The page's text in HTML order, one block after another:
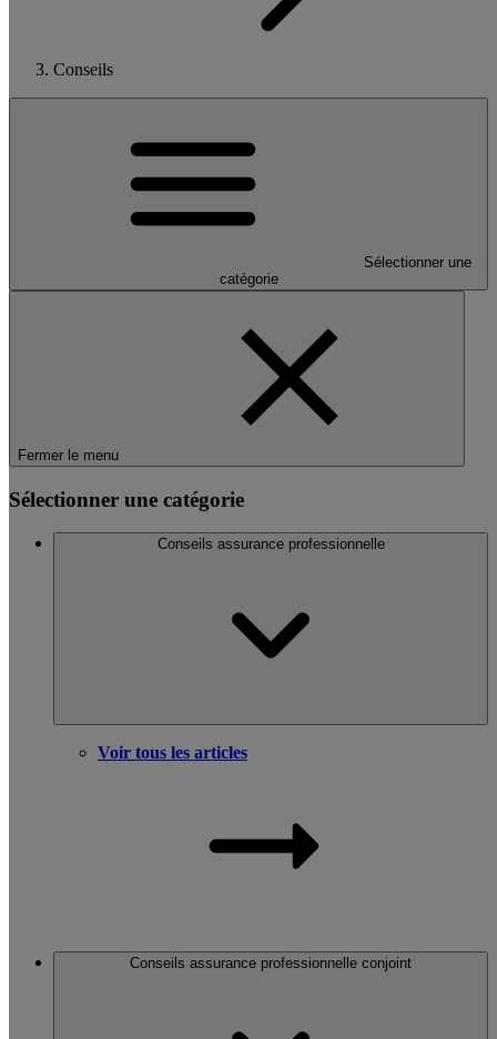
Conseils
Sélectionner une
catégorie
Fermer le menu
Sélectionner une catégorie
Conseils assurance professionnelle
Voir tous les articles
Conseils assurance professionnelle conjoint